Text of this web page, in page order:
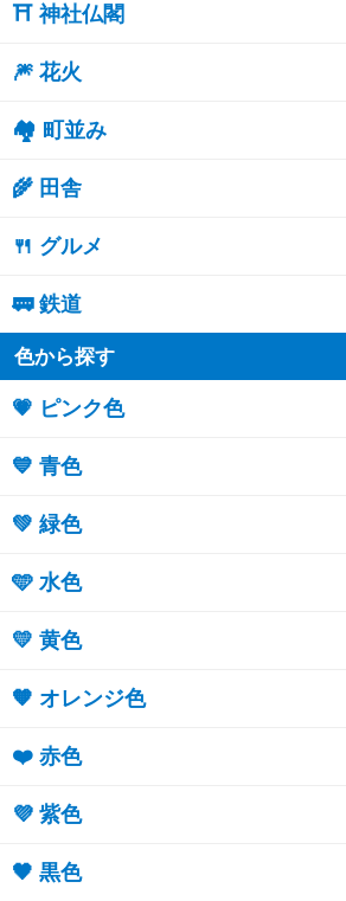
⛩ 神社仏閣
🎆 花火
🏘 町並み
🌾 田舎
🍴 グルメ
🚃 鉄道
色から探す
💗 ピンク色
💙 青色
💚 緑色
🩵 水色
💛 黄色
🧡 オレンジ色
❤️ 赤色
💜 紫色
🖤 黒色